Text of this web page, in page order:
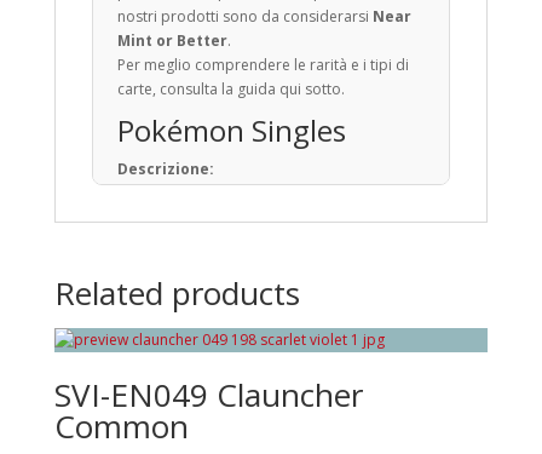
nostri prodotti sono da considerarsi Near
Mint or Better.
Per meglio comprendere le rarità e i tipi di
carte, consulta la guida qui sotto.
Pokémon Singles
Descrizione:
giapponese: ポケモンカードゲーム) è un
Pokémon.
Pubblicato per la prima volta in Giappone
nell’ottobre del 1996, ad oggi sono state
Pokémon in 13 lingue, distribuite in 76 paesi
e regioni.
Related products
SVI-EN049 Clauncher
Common